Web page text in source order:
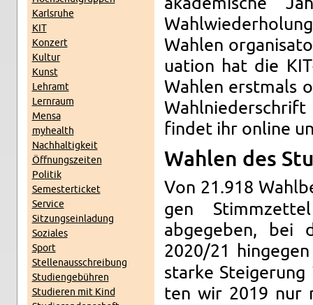
Karl­sruhe
KIT
Konz­ert
Kul­tur
Kunst
Lehramt
Lern­raum
Mensa
my­health
Nach­haltigkeit
Öff­nungszeiten
Poli­tik
Se­mes­terticket
Ser­vice
Sitzung­sein­ladung
Soziales
Sport
Stel­lenauss­chrei­bung
Stu­di­engebühren
Studieren mit Kind
Wahlen
u­a­tion hat die
Wahlen er­st­mals
findet ihr on­line
Wahlen des
Von 21.918
gen
abgegeben, bei
2020/21
starke
ten wir 2019 nur